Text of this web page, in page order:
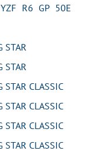
R6 GP 50E
CLASSIC
CLASSIC
CLASSIC
CLASSIC